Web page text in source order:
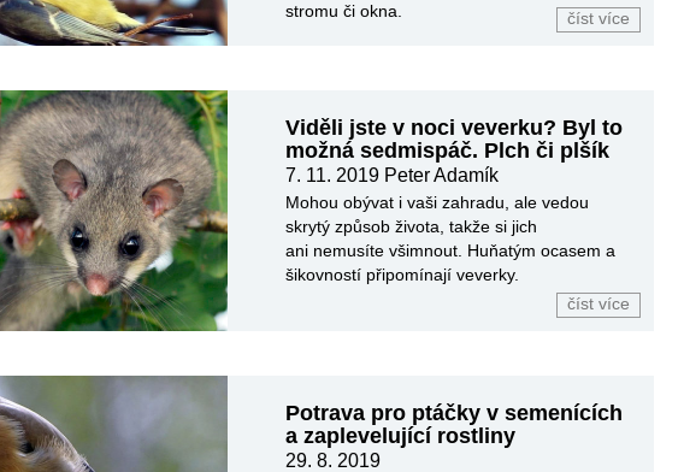
stromu či okna.
číst více
Viděli jste v noci veverku? Byl to
možná sedmispáč. Plch či plšík
7. 11. 2019 Peter Adamík
Mohou obývat i vaši zahradu, ale vedou
skrytý způsob života, takže si jich
ani nemusíte všimnout. Huňatým ocasem a
šikovností připomínají veverky.
číst více
Potrava pro ptáčky v semenících
a zaplevelující rostliny
29. 8. 2019